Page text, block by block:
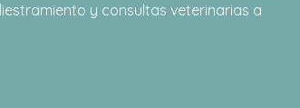
y consultas veterinarias a